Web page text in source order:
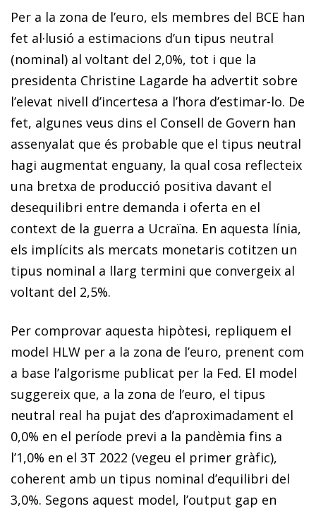
Per a la zona de l’euro, els membres del BCE han
fet al·lusió a estimacions d’un tipus neutral
(nominal) al voltant del 2,0%, tot i que la
presidenta Christine Lagarde ha advertit sobre
l’elevat nivell d’incertesa a l’hora d’estimar-lo. De
fet, algunes veus dins el Consell de Govern han
assenyalat que és probable que el tipus neutral
hagi augmentat enguany, la qual cosa reflecteix
una bretxa de producció positiva davant el
desequilibri entre demanda i oferta en el
context de la guerra a Ucraïna. En aquesta línia,
els implícits als mercats monetaris cotitzen un
tipus nominal a llarg termini que convergeix al
voltant del 2,5%.
Per comprovar aquesta hipòtesi, repliquem el
model HLW per a la zona de l’euro, prenent com
a base l’algorisme publicat per la Fed. El model
suggereix que, a la zona de l’euro, el tipus
neutral real ha pujat des d’aproximadament el
0,0% en el període previ a la pandèmia fins a
l’1,0% en el 3T 2022 (vegeu el primer gràfic),
coherent amb un tipus nominal d’equilibri del
3,0%. Segons aquest model, l’output gap en